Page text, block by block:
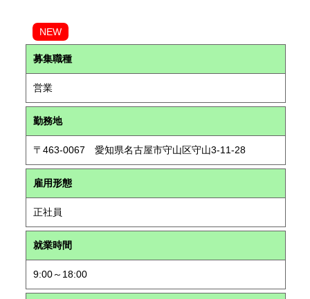
NEW
募集職種
営業
勤務地
〒463-0067 愛知県名古屋市守山区守山3-11-28
雇用形態
正社員
就業時間
9:00～18:00